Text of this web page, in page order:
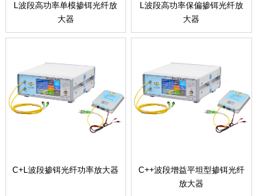
L波段高功率单模掺铒光纤放
大器
L波段高功率保偏掺铒光纤放
大器
C+L波段掺铒光纤功率放大器
C++波段增益平坦型掺铒光纤
放大器